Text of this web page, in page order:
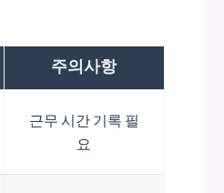
주의사항
근무 시간 기록 필
요